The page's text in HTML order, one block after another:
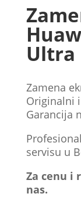
Ultra
Zamena
Originalni
Garancija
servisu u
Za cenu i
nas.